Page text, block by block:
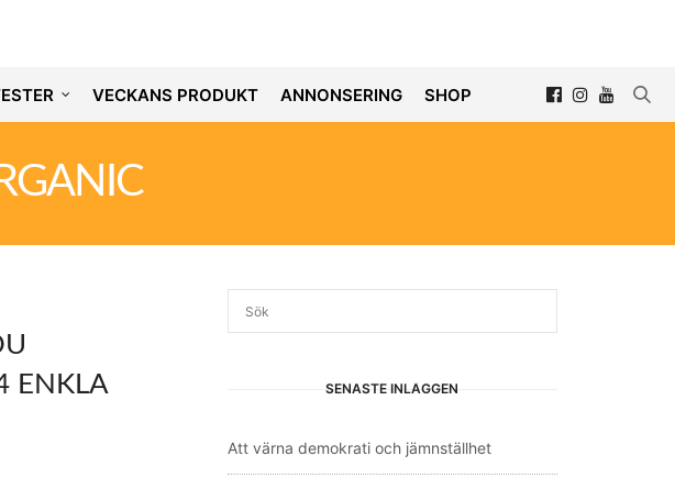
VECKANS PRODUKT ANNONSERING SHOP
ENKLA
SENASTE INLÄGGEN
Att värna demokrati och jämnställhet